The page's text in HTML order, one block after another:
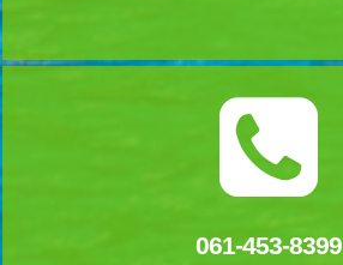
061-453-8399